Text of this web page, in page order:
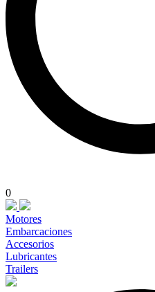
0
Motores
Embarcaciones
Accesorios
Lubricantes
Trailers